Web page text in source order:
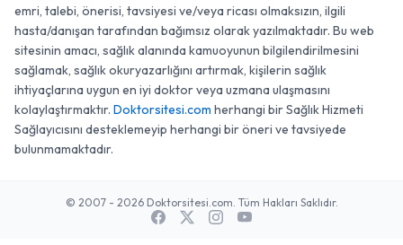
emri, talebi, önerisi, tavsiyesi ve/veya ricası olmaksızın, ilgili
hasta/danışan tarafından bağımsız olarak yazılmaktadır. Bu web
sitesinin amacı, sağlık alanında kamuoyunun bilgilendirilmesini
sağlamak, sağlık okuryazarlığını artırmak, kişilerin sağlık
ihtiyaçlarına uygun en iyi doktor veya uzmana ulaşmasını
kolaylaştırmaktır. Doktorsitesi.com herhangi bir Sağlık Hizmeti
Sağlayıcısını desteklemeyip herhangi bir öneri ve tavsiyede
bulunmamaktadır.
© 2007 - 2026 Doktorsitesi.com. Tüm Hakları Saklıdır.